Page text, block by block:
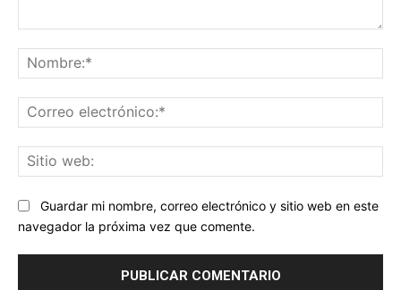
Guardar mi nombre, correo electrónico y sitio web en este
navegador la próxima vez que comente.